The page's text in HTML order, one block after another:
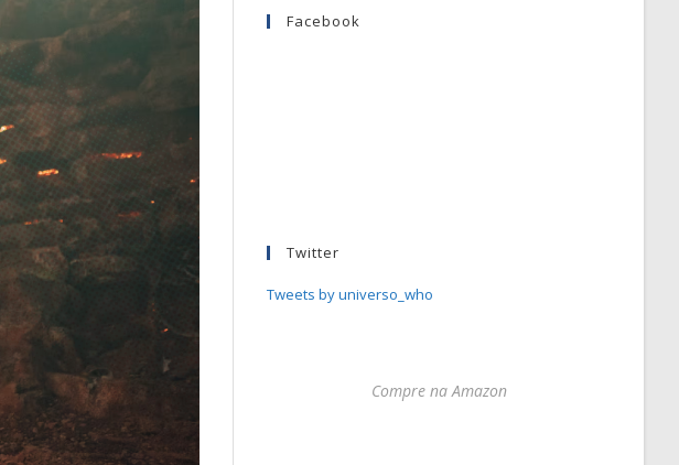
Facebook
Twitter
Tweets by universo_who
Compre na Amazon